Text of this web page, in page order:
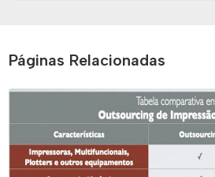
Páginas Relacionadas